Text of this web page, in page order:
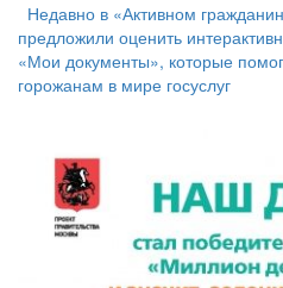
Недавно в «Активном
предложили оценить
«Мои документы», которые
горожанам в мире госуслуг